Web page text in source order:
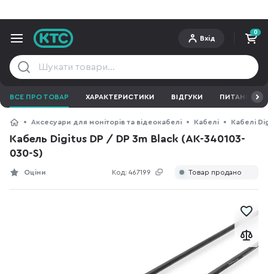
Вхід
0
ВСЕ ПРО ТОВАР ХАРАКТЕРИСТИКИ ВІДГУКИ ПИТАННЯ ТА
Аксесуари для моніторів та відеокабелі Кабелі Кабелі
Кабель Digitus DP / DP 3m Black (AK-340103-
030-S)
Код: 467199
Оціни Товар продано